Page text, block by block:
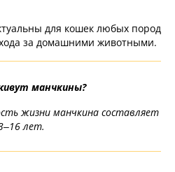
для кошек любых пород
за домашними животными.
манчкины?
жизни манчкина составляет
лет.